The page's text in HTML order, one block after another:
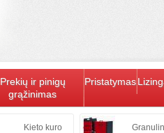
Prekių ir pinigų
grąžinimas
Pristatymas
Kieto kuro